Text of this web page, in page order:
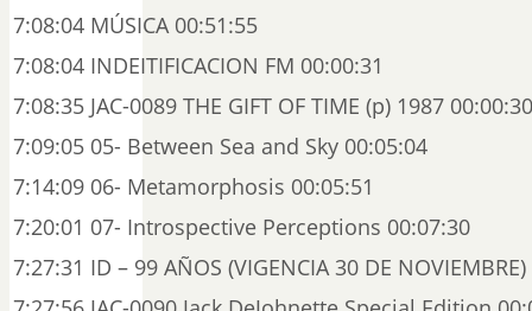
7:08:04 MÚSICA 00:51:55
7:08:04 INDEITIFICACION FM 00:00:31
7:08:35 JAC-0089 THE GIFT OF TIME (p) 1987 00:00:30
7:09:05 05- Between Sea and Sky 00:05:04
7:14:09 06- Metamorphosis 00:05:51
7:20:01 07- Introspective Perceptions 00:07:30
7:27:31 ID – 99 AÑOS (VIGENCIA 30 DE